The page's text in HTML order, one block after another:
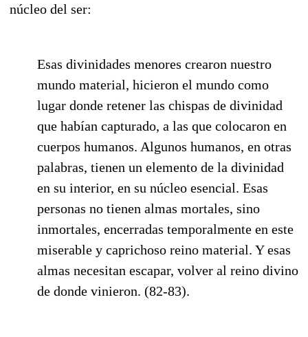
núcleo del ser:
Esas divinidades menores crearon nuestro
mundo material, hicieron el mundo como
lugar donde retener las chispas de divinidad
que habían capturado, a las que colocaron en
cuerpos humanos. Algunos humanos, en otras
palabras, tienen un elemento de la divinidad
en su interior, en su núcleo esencial. Esas
personas no tienen almas mortales, sino
inmortales, encerradas temporalmente en este
miserable y caprichoso reino material. Y esas
almas necesitan escapar, volver al reino divino
de donde vinieron. (82-83).